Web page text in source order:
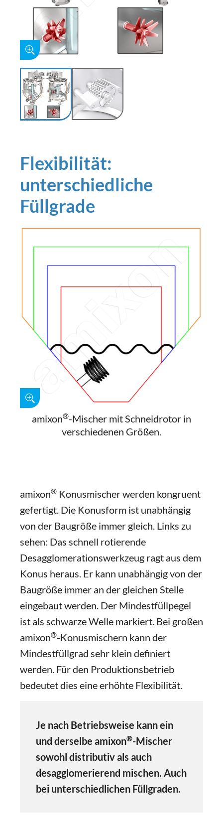
Flexibilität:
unterschiedliche
Füllgrade
amixon®-Mischer mit Schneidrotor in
verschiedenen Größen.
amixon® Konusmischer werden kongruent
gefertigt. Die Konusform ist unabhängig
von der Baugröße immer gleich. Links zu
sehen: Das schnell rotierende
Desagglomerationswerkzeug ragt aus dem
Konus heraus. Er kann unabhängig von der
Baugröße immer an der gleichen Stelle
eingebaut werden. Der Mindestfüllpegel
ist als schwarze Welle markiert. Bei großen
amixon®-Konusmischern kann der
Mindestfüllgrad sehr klein definiert
werden. Für den Produktionsbetrieb
bedeutet dies eine erhöhte Flexibilität.
Je nach Betriebsweise kann ein
und derselbe amixon®-Mischer
sowohl distributiv als auch
desagglomerierend mischen. Auch
bei unterschiedlichen Füllgraden.